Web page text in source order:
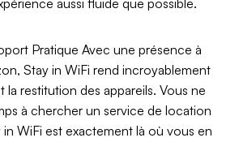
aussi fluide que possible.
Pratique Avec une présence à
Stay in WiFi rend incroyablement
la restitution des appareils. Vous ne
à chercher un service de location
WiFi est exactement là où vous en